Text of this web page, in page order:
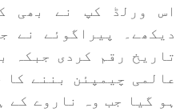
اس ورلڈ کپ نے بھی
دیکھے۔ پیراگوئے نے
عالمی چیمپئن بننے کا
ہو گیا جب وہ ناروے کے